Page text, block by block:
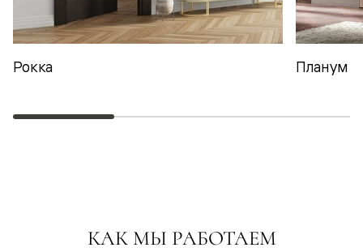
Рокка Планум
КАК МЫ РАБОТАЕМ